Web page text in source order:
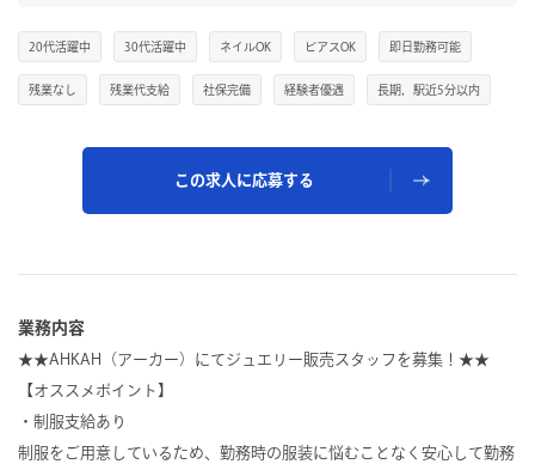
20代活躍中 30代活躍中 ネイルOK ピアスOK 即日勤務可能
残業なし 残業代支給 社保完備 経験者優遇 長期，駅近5分以内
この求人に応募する
業務内容
★★AHKAH（アーカー）にてジュエリー販売スタッフを募集！★★
【オススメポイント】
・制服支給あり
制服をご用意しているため、勤務時の服装に悩むことなく安心して勤務